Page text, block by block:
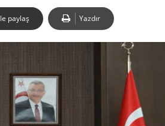
paylaş Yazdır